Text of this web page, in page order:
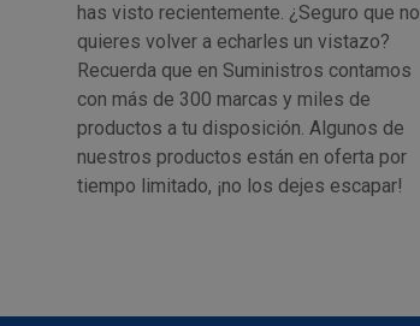
has visto recientemente. ¿Seguro que no
quieres volver a echarles un vistazo?
Recuerda que en Suministros contamos
con más de 300 marcas y miles de
productos a tu disposición. Algunos de
nuestros productos están en oferta por
tiempo limitado, ¡no los dejes escapar!